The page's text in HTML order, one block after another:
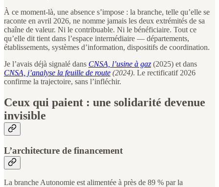
À ce moment-là, une absence s’impose : la branche, telle qu’elle se
raconte en avril 2026, ne nomme jamais les deux extrémités de sa
chaîne de valeur. Ni le contribuable. Ni le bénéficiaire. Tout ce
qu’elle dit tient dans l’espace intermédiaire — départements,
établissements, systèmes d’information, dispositifs de coordination.
Je l’avais déjà signalé dans CNSA, l’usine à gaz (2025) et dans
CNSA, j’analyse la feuille de route (2024). Le rectificatif 2026
confirme la trajectoire, sans l’infléchir.
Ceux qui paient : une solidarité devenue
invisible
L’architecture de financement
La branche Autonomie est alimentée à près de 89 % par la